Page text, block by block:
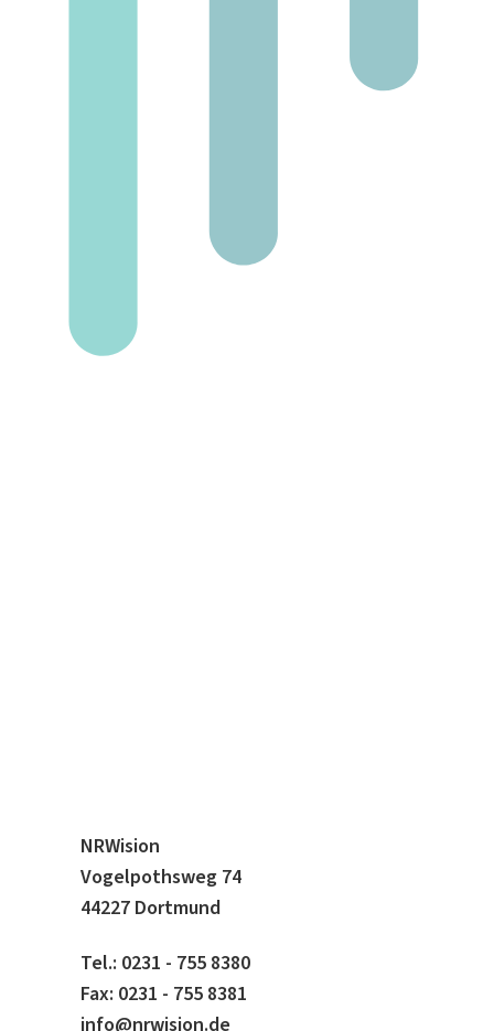
NRWision
Vogelpothsweg 74
44227 Dortmund
Tel.: 0231 - 755 8380
Fax: 0231 - 755 8381
info@nrwision.de